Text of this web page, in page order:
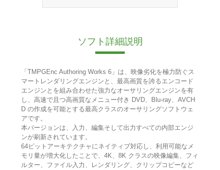
ソフト詳細説明
「TMPGEnc Authoring Works 6」は、映像劣化を極力防ぐス
マートレンダリングエンジンと、最高画質を誇るエンコード
エンジンとを組み合わせた強力なオーサリングエンジンを有
し、高速で且つ高画質なメニュー付き DVD、Blu-ray、AVCH
D の作成を可能とする最高クラスのオーサリングソフトウェ
アです。
本バージョンは、入力、編集そして出力すべての内部エンジ
ンが刷新されています。
64ビットアーキテクチャにネイティブ対応し、利用可能なメ
モリ量が増大化したことで、4K、8K クラスの映像編集、フィ
ルター、ファイル入力、レンダリング、クリップコピーなど